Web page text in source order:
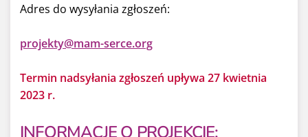
Adres do wysyłania zgłoszeń:
projekty@mam-serce.org
Termin nadsyłania zgłoszeń upływa 27 kwietnia
2023 r.
INFORMACJE O PROJEKCIE: